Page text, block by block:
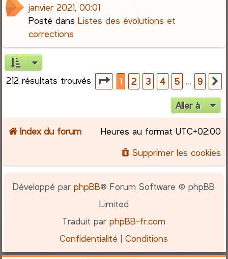
janvier 2021, 00:01
Posté dansListes des évolutions et
corrections
212 résultats trouvés Page1sur
1 2 3 4 5 … 9
Aller à
Index du forum Heures au format UTC+02:00
Supprimer les cookies
Développé parphpBB® Forum Software © phpBB
Limited
Traduit parphpBB-fr.com
Confidentialité |Conditions